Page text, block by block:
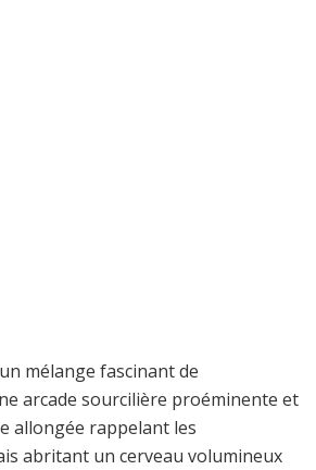
mélange fascinant de
arcade sourcilière proéminente et
allongée rappelant les
abritant un cerveau volumineux